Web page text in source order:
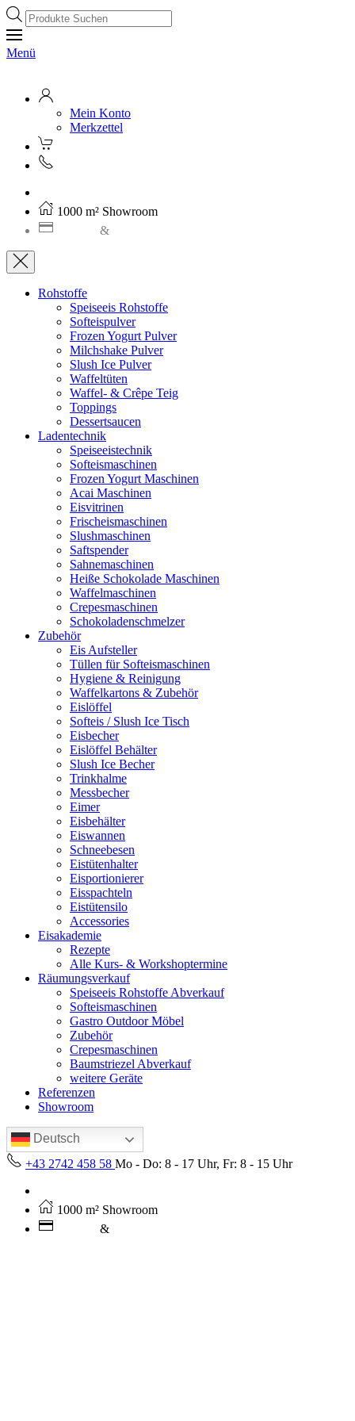
Products
search
Menü
Mein Konto
Merkzettel
1000 m² Showroom
&
Rohstoffe
Speiseeis Rohstoffe
Softeispulver
Frozen Yogurt Pulver
Milchshake Pulver
Slush Ice Pulver
Waffeltüten
Waffel- & Crêpe Teig
Toppings
Dessertsaucen
Ladentechnik
Speiseeistechnik
Softeismaschinen
Frozen Yogurt Maschinen
Acai Maschinen
Eisvitrinen
Frischeismaschinen
Slushmaschinen
Saftspender
Sahnemaschinen
Heiße Schokolade Maschinen
Waffelmaschinen
Crepesmaschinen
Schokoladenschmelzer
Zubehör
Eis Aufsteller
Tüllen für Softeismaschinen
Hygiene & Reinigung
Waffelkartons & Zubehör
Eislöffel
Softeis / Slush Ice Tisch
Eisbecher
Eislöffel Behälter
Slush Ice Becher
Trinkhalme
Messbecher
Eimer
Eisbehälter
Eiswannen
Schneebesen
Eistütenhalter
Eisportionierer
Eisspachteln
Eistütensilo
Accessories
Eisakademie
Rezepte
Alle Kurs- & Workshoptermine
Räumungsverkauf
Speiseeis Rohstoffe Abverkauf
Softeismaschinen
Gastro Outdoor Möbel
Zubehör
Crepesmaschinen
Baumstriezel Abverkauf
weitere Geräte
Referenzen
Showroom
Deutsch
+43 2742 458 58 Mo - Do: 8 - 17 Uhr, Fr: 8 - 15 Uhr
1000 m² Showroom
&